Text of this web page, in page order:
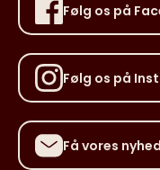
Følg os på
Følg os på
Få vores